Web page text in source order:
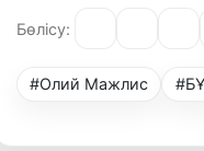
Бөлісу:
#Олий Мажлис